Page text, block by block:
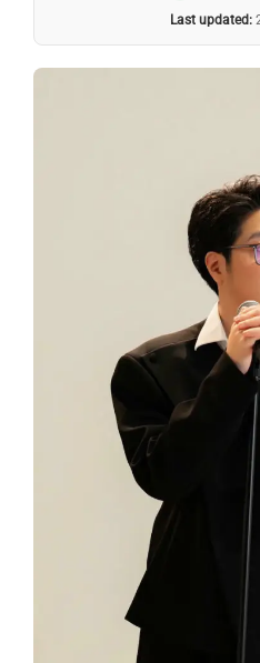
Last updated: